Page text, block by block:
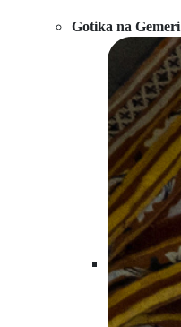
Gotika na Gemeri